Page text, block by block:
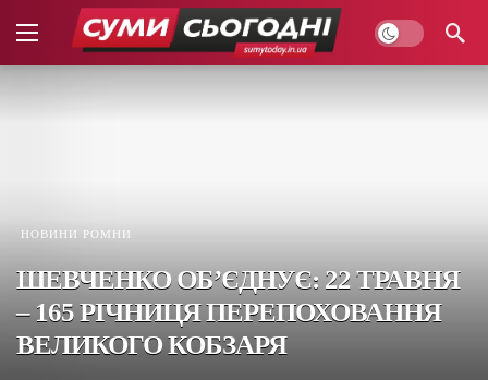
НОВИНИ РОМНИ
ШЕВЧЕНКО ОБ’ЄДНУЄ: 22 ТРАВНЯ
– 165 РІЧНИЦЯ ПЕРЕПОХОВАННЯ
ВЕЛИКОГО КОБЗАРЯ